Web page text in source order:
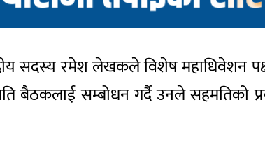
सदस्य रमेश लेखकले विशेष
बैठकलाई सम्बोधन गर्दै उनले